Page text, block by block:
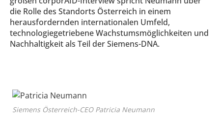
die Rolle des Standorts Österreich in einem
herausfordernden internationalen Umfeld,
technologiegetriebene Wachstumsmöglichkeiten und
Nachhaltigkeit als Teil der Siemens-DNA.
Siemens Österreich-CEO Patricia Neumann